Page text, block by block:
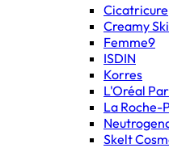
Cicatricure
Creamy
Femme9
ISDIN
Korres
L'Oréal
La Roche-
Skelt